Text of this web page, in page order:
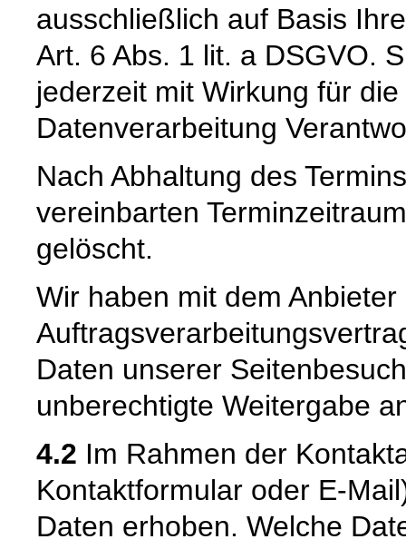
ausschließlich auf Basis
Art. 6 Abs. 1 lit. a DSGVO.
jederzeit mit Wirkung für
Datenverarbeitung
Nach Abhaltung des
vereinbarten
gelöscht.
Wir haben mit dem Anbieter
Daten unserer
unberechtigte Weitergabe
4.2 Im Rahmen der
Kontaktformular oder E-
Daten erhoben. Welche